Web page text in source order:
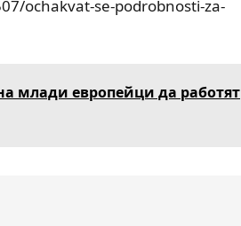
ochakvat-se-podrobnosti-za-
млади европейци да работят